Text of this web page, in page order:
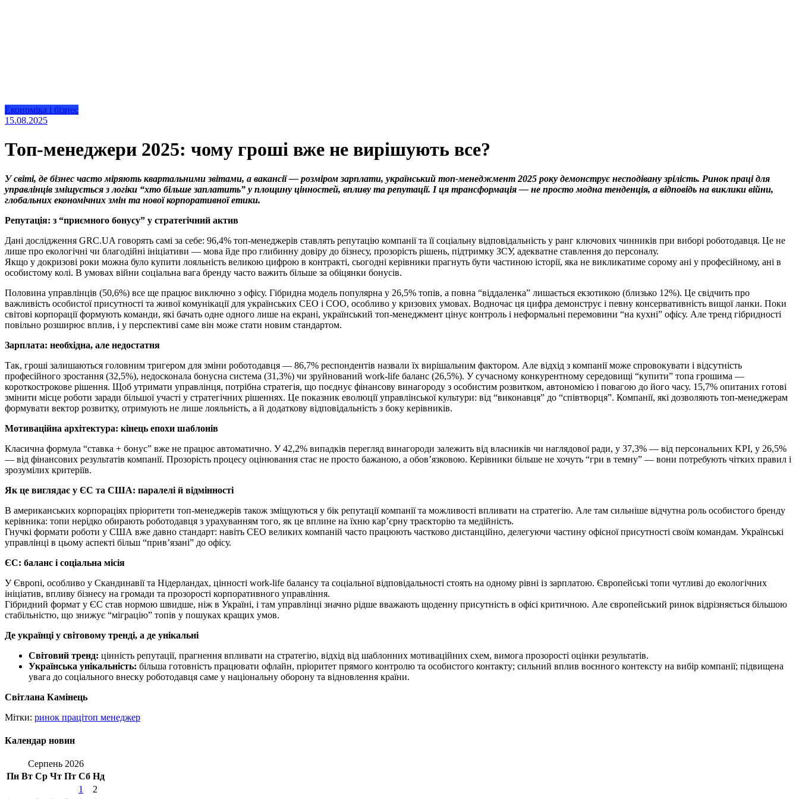
Економіка і бізнес
15.08.2025
Топ-менеджери 2025: чому гроші вже не вирішують все?
У світі, де бізнес часто міряють квартальними звітами, а вакансії — розміром зарплати, український топ-менеджмент 2025 року демонструє несподівану зрілість. Ринок праці для
управлінців зміщується з логіки “хто більше заплатить” у площину цінностей, впливу та репутації. І ця трансформація — не просто модна тенденція, а відповідь на виклики війни,
глобальних економічних змін та нової корпоративної етики.
Репутація: з “приємного бонусу” у стратегічний актив
Дані дослідження GRC.UA говорять самі за себе: 96,4% топ-менеджерів ставлять репутацію компанії та її соціальну відповідальність у ранг ключових чинників при виборі роботодавця. Це не
лише про екологічні чи благодійні ініціативи — мова йде про глибинну довіру до бізнесу, прозорість рішень, підтримку ЗСУ, адекватне ставлення до персоналу.
Якщо у докризові роки можна було купити лояльність великою цифрою в контракті, сьогодні керівники прагнуть бути частиною історії, яка не викликатиме сорому ані у професійному, ані в
особистому колі. В умовах війни соціальна вага бренду часто важить більше за обіцянки бонусів.
Половина управлінців (50,6%) все ще працює виключно з офісу. Гібридна модель популярна у 26,5% топів, а повна “віддаленка” лишається екзотикою (близько 12%). Це свідчить про
важливість особистої присутності та живої комунікації для українських СЕО і СОО, особливо у кризових умовах. Водночас ця цифра демонструє і певну консервативність вищої ланки. Поки
світові корпорації формують команди, які бачать одне одного лише на екрані, український топ-менеджмент цінує контроль і неформальні перемовини “на кухні” офісу. Але тренд гібридності
повільно розширює вплив, і у перспективі саме він може стати новим стандартом.
Зарплата: необхідна, але недостатня
Так, гроші залишаються головним тригером для зміни роботодавця — 86,7% респондентів назвали їх вирішальним фактором. Але відхід з компанії може спровокувати і відсутність
професійного зростання (32,5%), недосконала бонусна система (31,3%) чи зруйнований work-life баланс (26,5%). У сучасному конкурентному середовищі “купити” топа грошима —
короткострокове рішення. Щоб утримати управлінця, потрібна стратегія, що поєднує фінансову винагороду з особистим розвитком, автономією і повагою до його часу. 15,7% опитаних готові
змінити місце роботи заради більшої участі у стратегічних рішеннях. Це показник еволюції управлінської культури: від “виконавця” до “співтворця”. Компанії, які дозволяють топ-менеджерам
формувати вектор розвитку, отримують не лише лояльність, а й додаткову відповідальність з боку керівників.
Мотиваційна архітектура: кінець епохи шаблонів
Класична формула “ставка + бонус” вже не працює автоматично. У 42,2% випадків перегляд винагороди залежить від власників чи наглядової ради, у 37,3% — від персональних KPI, у 26,5%
— від фінансових результатів компанії. Прозорість процесу оцінювання стає не просто бажаною, а обов’язковою. Керівники більше не хочуть “гри в темну” — вони потребують чітких правил і
зрозумілих критеріїв.
Як це виглядає у ЄС та США: паралелі й відмінності
В американських корпораціях пріоритети топ-менеджерів також зміщуються у бік репутації компанії та можливості впливати на стратегію. Але там сильніше відчутна роль особистого бренду
керівника: топи нерідко обирають роботодавця з урахуванням того, як це вплине на їхню кар’єрну траєкторію та медійність.
Гнучкі формати роботи у США вже давно стандарт: навіть СЕО великих компаній часто працюють частково дистанційно, делегуючи частину офісної присутності своїм командам. Українські
управлінці в цьому аспекті більш “прив’язані” до офісу.
ЄС: баланс і соціальна місія
У Європі, особливо у Скандинавії та Нідерландах, цінності work-life балансу та соціальної відповідальності стоять на одному рівні із зарплатою. Європейські топи чутливі до екологічних
ініціатив, впливу бізнесу на громади та прозорості корпоративного управління.
Гібридний формат у ЄС став нормою швидше, ніж в Україні, і там управлінці значно рідше вважають щоденну присутність в офісі критичною. Але європейський ринок відрізняється більшою
стабільністю, що знижує “міграцію” топів у пошуках кращих умов.
Де українці у світовому тренді, а де унікальні
Світовий тренд: цінність репутації, прагнення впливати на стратегію, відхід від шаблонних мотиваційних схем, вимога прозорості оцінки результатів.
Українська унікальність: більша готовність працювати офлайн, пріоритет прямого контролю та особистого контакту; сильний вплив воєнного контексту на вибір компанії; підвищена
увага до соціального внеску роботодавця саме у національну оборону та відновлення країни.
Світлана Камінець
Мітки: ринок працітоп менеджер
Календар новин
Серпень 2026
Пн Вт Ср Чт Пт Сб Нд
1
2